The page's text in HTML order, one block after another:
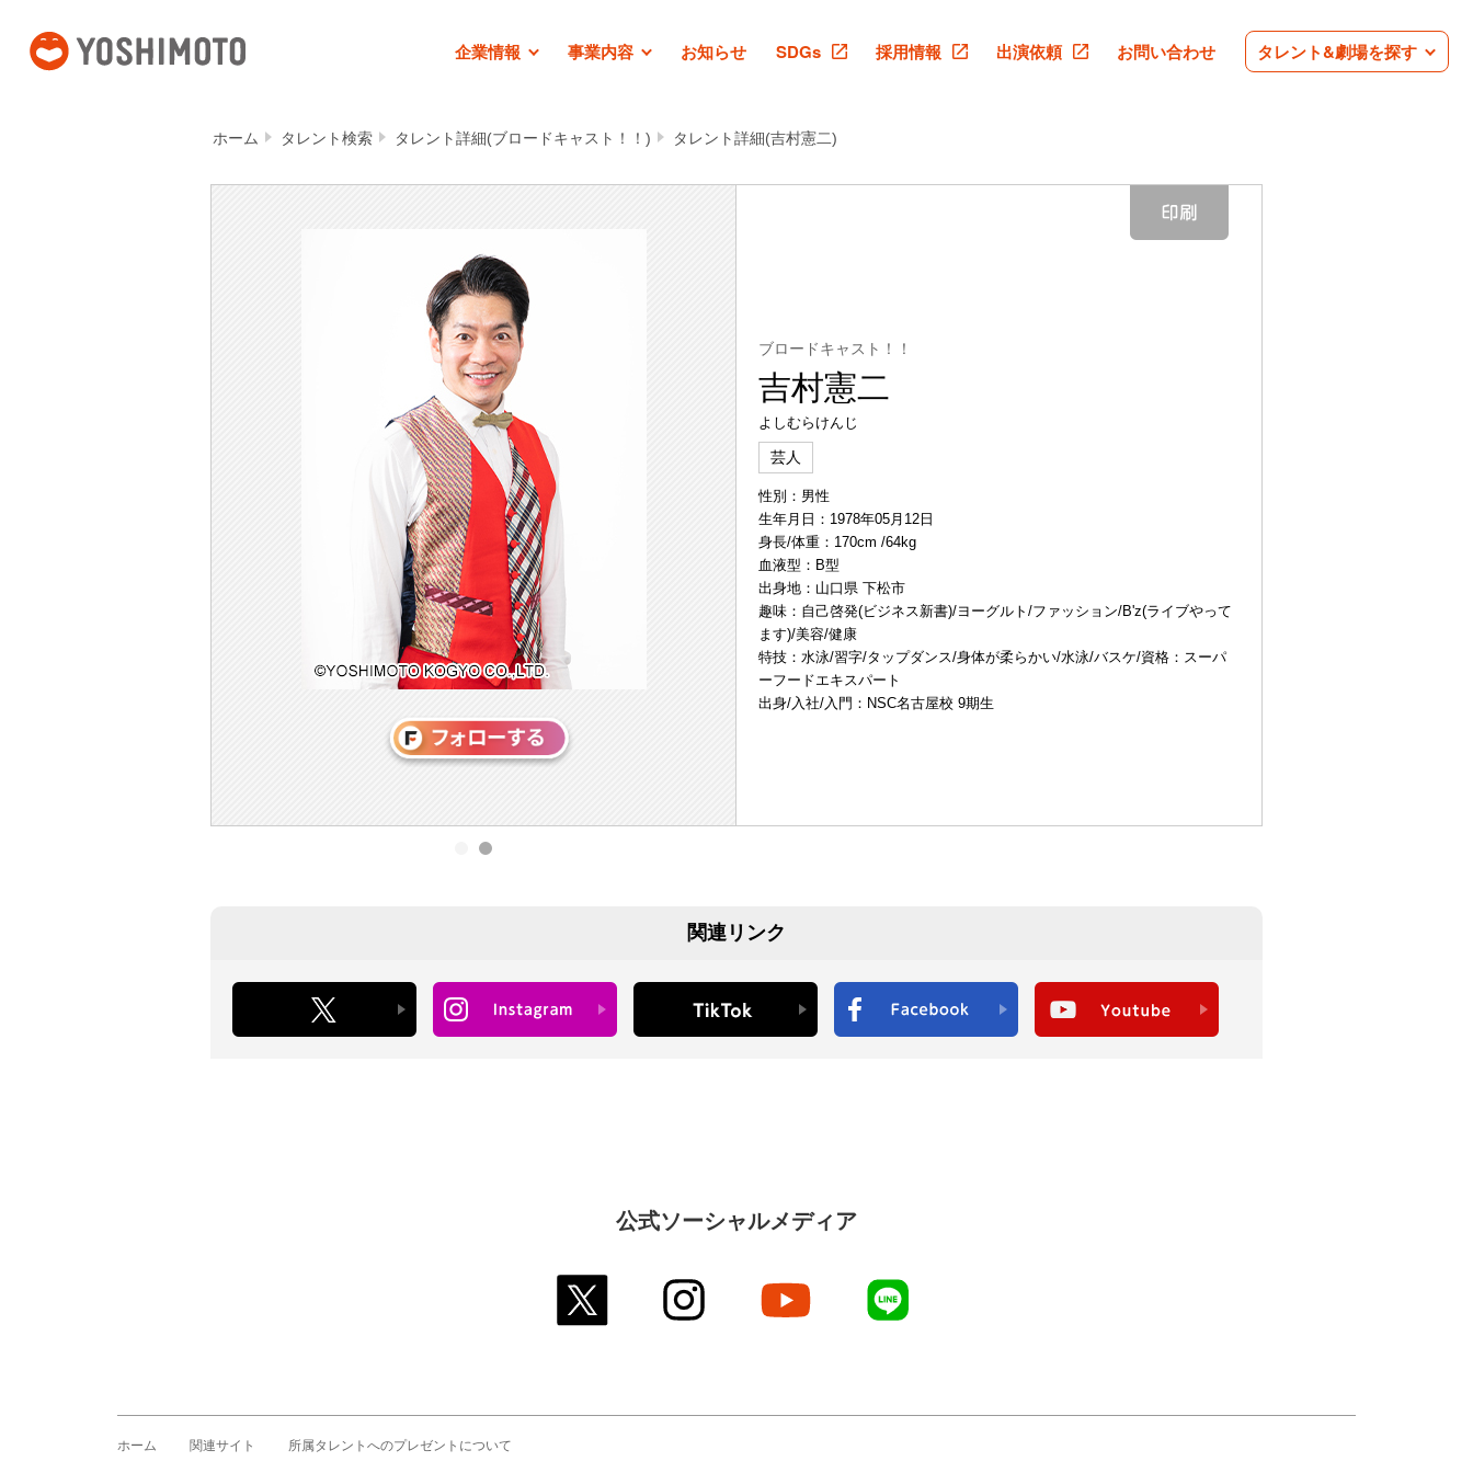
企業情報 事業内容 お知らせ SDGs 採用情報 出演依頼 お問い合わせ タレント&劇場を探す
ホーム タレント検索 タレント詳細(ブロードキャスト！！) タレント詳細(吉村憲二)
ブロードキャスト！！
吉村憲二
よしむらけんじ
芸人
性別：男性
生年月日：1978年05月12日
身長/体重：170cm /64kg
血液型：B型
出身地：山口県 下松市
趣味：自己啓発(ビジネス新書)/ヨーグルト/ファッション/B'z(ライブやって
ます)/美容/健康
特技：水泳/習字/タップダンス/身体が柔らかい/水泳/バスケ/資格：スーパ
ーフードエキスパート
出身/入社/入門：NSC名古屋校 9期生
関連リンク
公式ソーシャルメディア
instagram youtube
ホーム 関連サイト 所属タレントへのプレゼントについて